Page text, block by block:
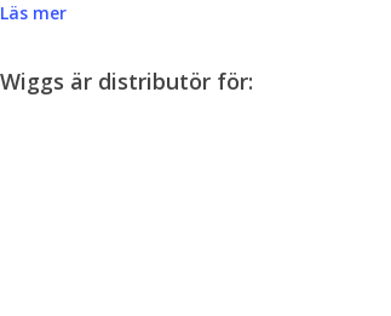
Läs mer
Wiggs är distributör för: